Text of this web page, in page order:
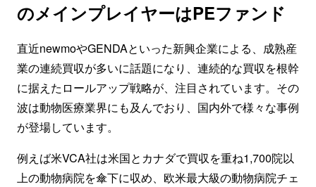
のメインプレイヤーはPEファンド
直近newmoやGENDAといった新興企業による、成熟産
業の連続買収が多いに話題になり、連続的な買収を根幹
に据えたロールアップ戦略が、注目されています。その
波は動物医療業界にも及んでおり、国内外で様々な事例
が登場しています。
例えば米VCA社は米国とカナダで買収を重ね1,700院以
上の動物病院を傘下に収め、欧米最大級の動物病院チェ